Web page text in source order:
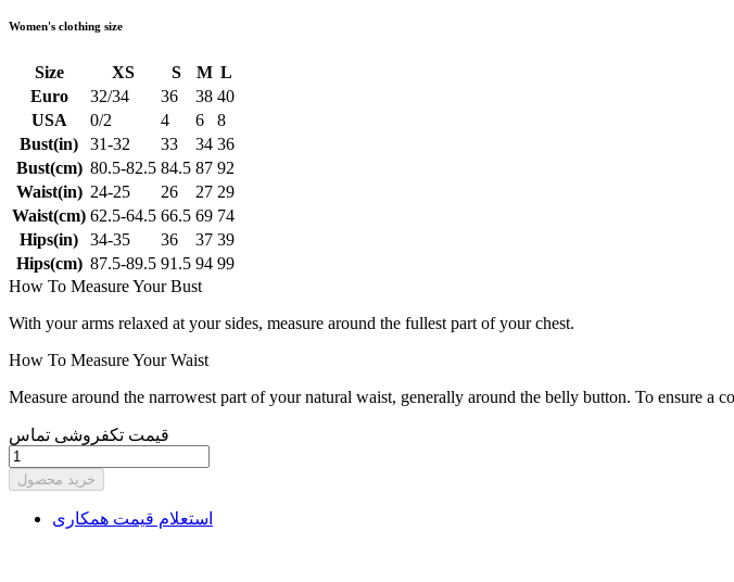
Women's clothing size
Size XS S M L
Euro
32/34 36 38 40
USA
0/2 4 6
8
Bust(in)
31-32 33 34 36
Bust(cm) 80.5-82.5 84.5 87 92
Waist(in) 24-25 26 27 29
Waist(cm) 62.5-64.5 66.5 69 74
Hips(in)
34-35 36 37 39
Hips(cm) 87.5-89.5 91.5 94 99
How To Measure Your Bust
With your arms relaxed at your sides, measure around the fullest part of your chest.
How To Measure Your Waist
Measure around the narrowest part of your natural waist, generally around the belly button. To ensure a
قیمت تکفروشی تماس
خرید محصول
استعلام قیمت همکاری